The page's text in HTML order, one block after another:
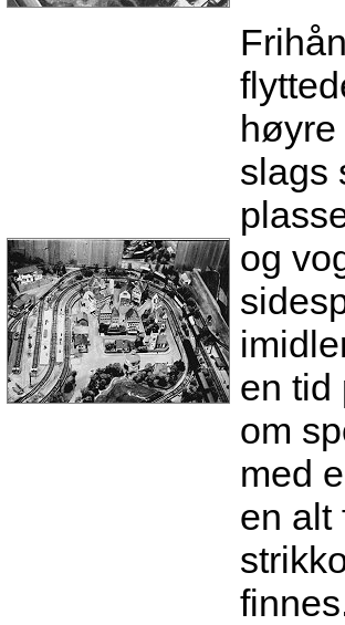
slags
og
en tid
om
med
en alt